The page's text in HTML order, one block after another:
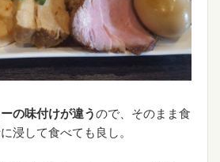
の味付けが違うので、そのまま食
浸して食べても良し。